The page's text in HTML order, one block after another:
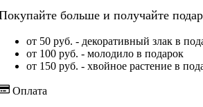
больше и получайте
от 50 руб. - декоративный злак в
от 100 руб. - молодило в подарок
от 150 руб. - хвойное растение в
Оплата